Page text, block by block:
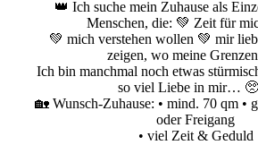
👑 Ich suche mein Zuhause als
Menschen, die: 💚 Zeit für
💚 mich verstehen wollen 💚 mir
zeigen, wo meine
Ich bin manchmal noch etwas
so viel Liebe in mir…
🏡 Wunsch-Zuhause: • mind. 70 qm •
oder Freigang
• viel Zeit & Geduld